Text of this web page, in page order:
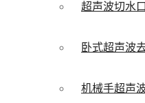
超声波切水
卧式超声波
机械手超声